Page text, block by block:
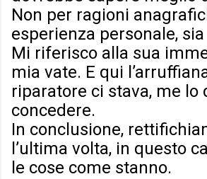
Non per ragioni
esperienza personale,
Mi riferisco alla sua
mia vate. E qui
riparatore ci stava, me lo
concedere.
In conclusione,
l’ultima volta, in questo
le cose come stanno.